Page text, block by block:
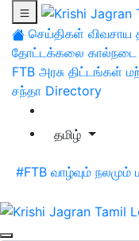
செய்திகள்
தோட்டக்கலை கால்நடை
FTB அரசு திட்டங்கள்
சந்தா Directory
தமிழ்
#FTB வாழ்வும் நலமும்